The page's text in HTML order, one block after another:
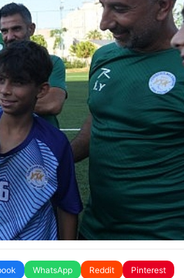
WhatsApp Reddit Pinterest